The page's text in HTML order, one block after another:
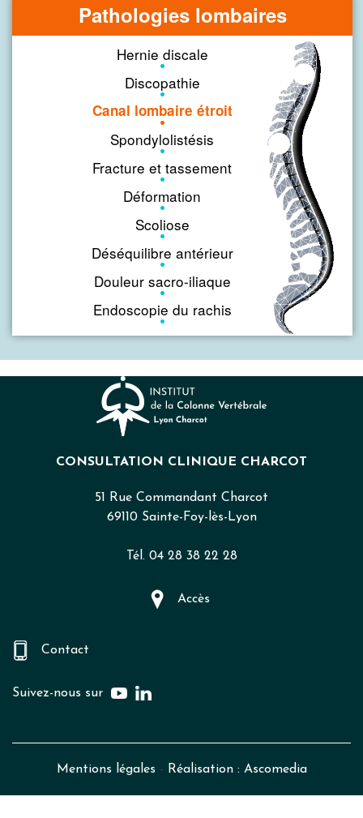
Pathologies lombaires
Hernie discale
Discopathie
Canal lombaire étroit
Spondylolistésis
Fracture et tassement
Déformation
Scoliose
Déséquilibre antérieur
Douleur sacro-iliaque
Endoscopie du rachis
CONSULTATION CLINIQUE CHARCOT
51 Rue Commandant Charcot
69110 Sainte-Foy-lès-Lyon
Tél. 04 28 38 22 28
Accès
Contact
Suivez-nous sur
Mentions légales - Réalisation : Ascomedia